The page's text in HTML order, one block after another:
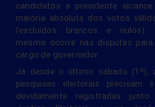
candidatos a presidente
maioria absoluta dos votos
(excluídos brancos e nulos).
mesmo ocorre nas disputas
cargo de governador.
Já desde o último sábado (1º),
pesquisas eleitorais precisam
devidamente registradas junto